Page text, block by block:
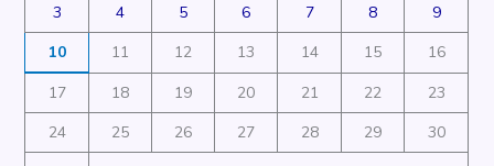
3
4 5 6 7 8
9
10
11 12 13 14 15
16
17
18 19 20 21 22
23
24
25 26 27 28 29
30